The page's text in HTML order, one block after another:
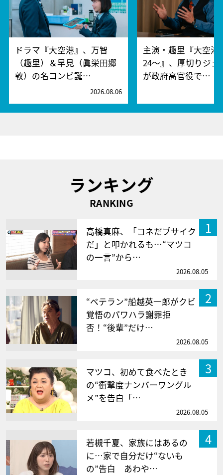
ドラマ『大空港』、万智
（趣里）＆早見（眞栄田郷
敦）の名コンビ誕…
2026.08.06
主演・趣里『大空港
24～』、厚切りジェ
が政府高官役で…
ランキング
RANKING
1
高橋真麻、「コネだブサイク
だ」と叩かれるも…“マツコ
の一言”から…
2026.08.05
2
“ベテラン”船越英一郎がクビ
覚悟のパワハラ謝罪拒
否！“後輩”だけ…
2026.08.05
3
マツコ、初めて食べたとき
の“衝撃度ナンバーワングル
メ”を告白「…
2026.08.05
4
若槻千夏、家族にはあるの
に…家で自分だけ“ないも
の”告白 あわや…